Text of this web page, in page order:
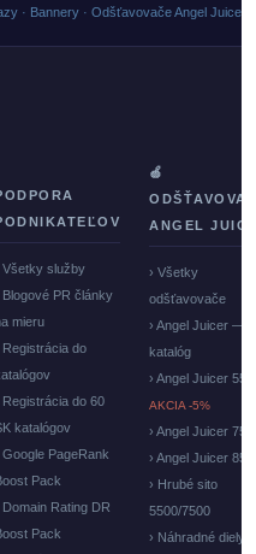
· Bannery · Odšťavovače Angel Juicer
Všetky služby
Blogové PR články
mieru
Registrácia do
Registrácia do 60
katalógov
Google PageRank
Pack
Domain Rating DR
Pack
🍏
ANGEL
› Všetky
odšťavovače
› Angel Juicer —
katalóg
› Angel Juicer
AKCIA -5%
› Angel Juicer
› Angel Juicer
› Hrubé sito
5500/7500
› Náhradné diely